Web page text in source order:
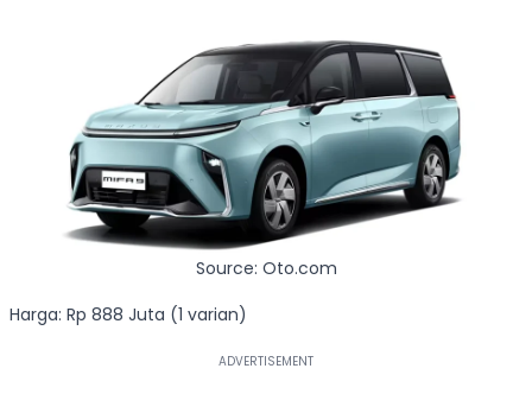
Source: Oto.com
Harga: Rp 888 Juta (1 varian)